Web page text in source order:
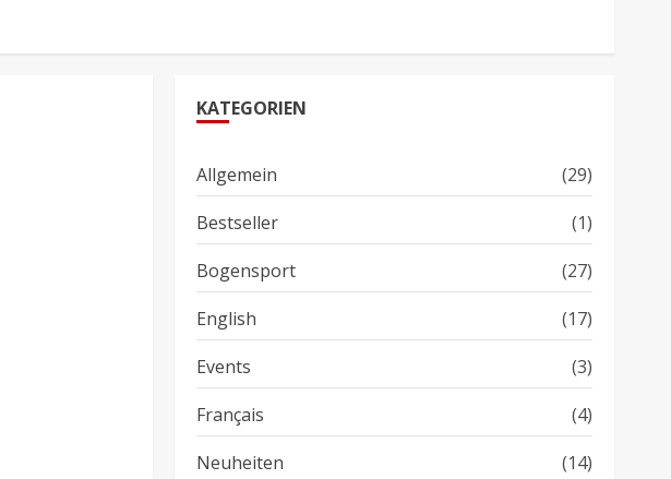
KATEGORIEN
Allgemein
(29)
Bestseller
(1)
Bogensport
(27)
English
(17)
Events
(3)
Français
(4)
Neuheiten
(14)